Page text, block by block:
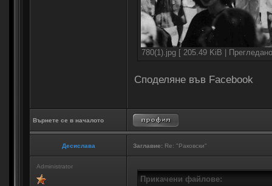
780(1).jpg [ 205.49 KiB |
Споделяне във Facebook
Върнете се в началото
Десислава Заглавие: Re: "Раковски"
Administrator
Прикачени файлове: